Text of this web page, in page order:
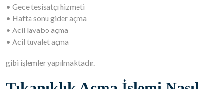
• Gece tesisatçı hizmeti
• Hafta sonu gider açma
• Acil lavabo açma
• Acil tuvalet açma
gibi işlemler yapılmaktadır.